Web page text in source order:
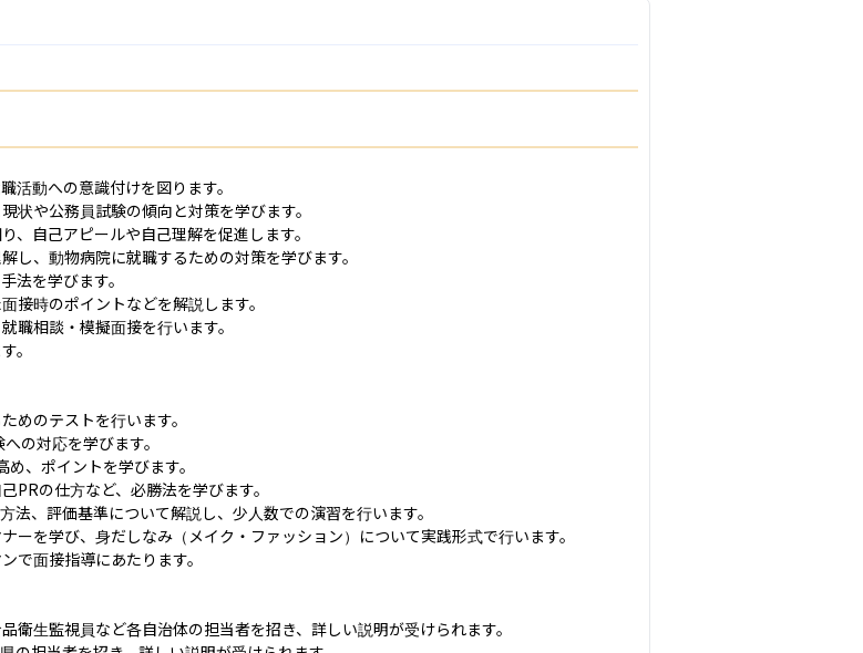
活動への意識付けを図ります。
状や公務員試験の傾向と対策を学びます。
、自己アピールや自己理解を促進します。
し、動物病院に就職するための対策を学びます。
法を学びます。
接時のポイントなどを解説します。
職相談・模擬面接を行います。
。
めのテストを行います。
の対応を学びます。
、ポイントを学びます。
PRの仕方など、必勝法を学びます。
法、評価基準について解説し、少人数での演習を行います。
ーを学び、身だしなみ（メイク・ファッション）について実践形式で行います。
で面接指導にあたります。
衛生監視員など各自治体の担当者を招き、詳しい説明が受けられます。